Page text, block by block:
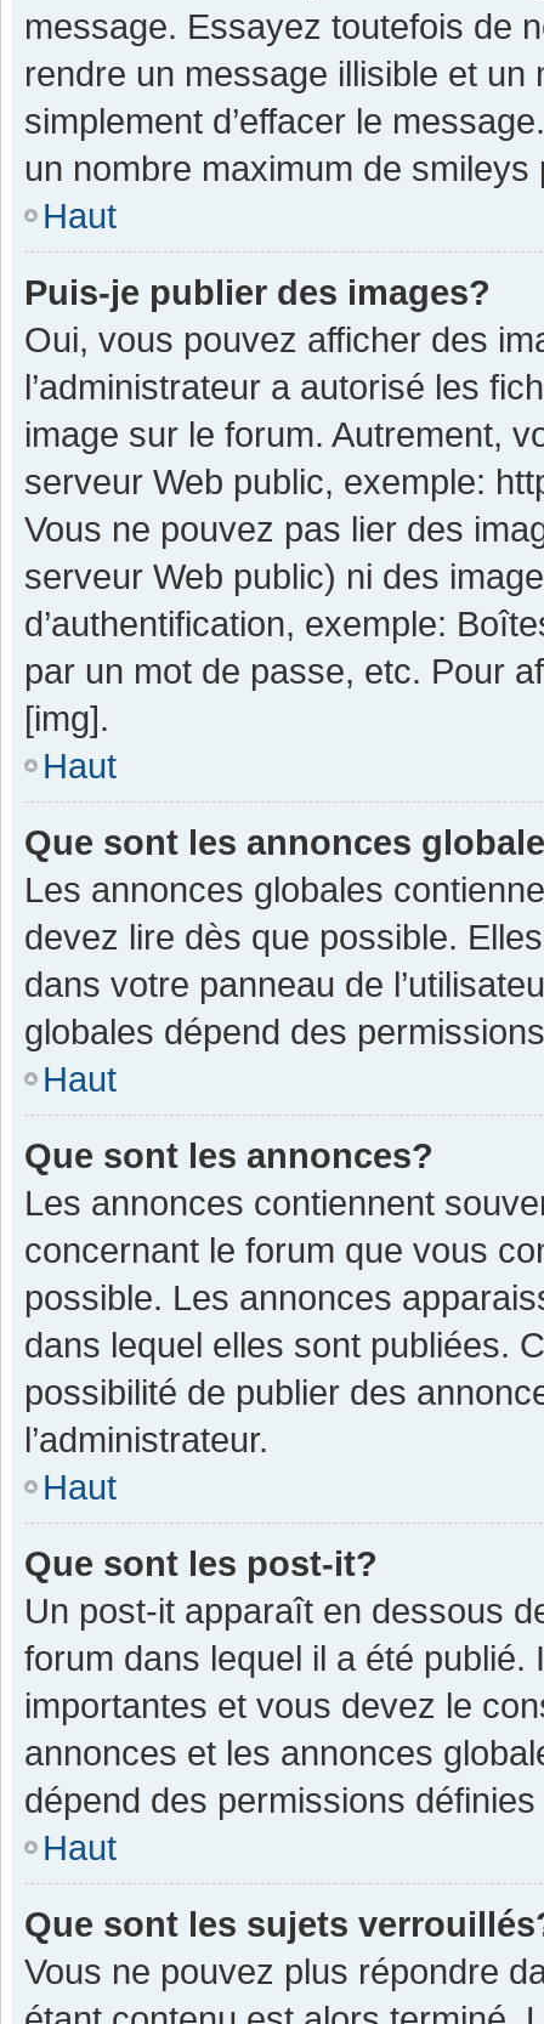
message. Essayez toutefois de
rendre un message illisible et
simplement d’effacer le
un nombre maximum de smileys
Haut
Puis-je publier des images?
Oui, vous pouvez afficher des
l’administrateur a autorisé les
image sur le forum. Autrement,
serveur Web public, exemple:
Vous ne pouvez pas lier des
serveur Web public) ni des
d’authentification, exemple:
par un mot de passe, etc. Pour
[img].
Haut
Que sont les annonces
Les annonces globales
devez lire dès que possible.
dans votre panneau de
globales dépend des
Haut
Que sont les annonces?
Les annonces contiennent
concernant le forum que vous
possible. Les annonces
dans lequel elles sont publiées.
possibilité de publier des
l’administrateur.
Haut
Que sont les post-it?
Un post-it apparaît en dessous
forum dans lequel il a été
importantes et vous devez le
annonces et les annonces
dépend des permissions définies
Haut
Que sont les sujets
Vous ne pouvez plus répondre